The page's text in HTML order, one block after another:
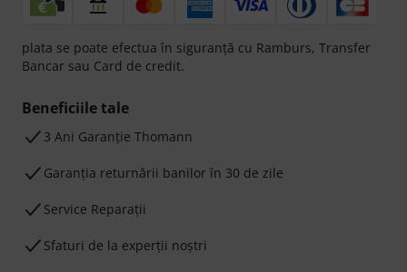
plata se poate efectua în siguranță cu Ramburs, Transfer
Bancar sau Card de credit.
Beneficiile tale
3 Ani Garanție Thomann
Garanţia returnării banilor în 30 de zile
Service Reparații
Sfaturi de la experții noștri